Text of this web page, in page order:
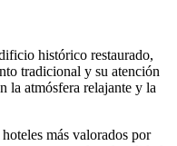
histórico restaurado,
tradicional y su atención
la atmósfera relajante y la
más valorados por